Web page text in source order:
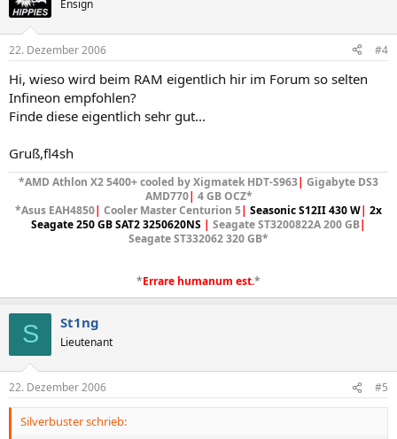
Ensign
22. Dezember 2006 #4
Hi, wieso wird beim RAM eigentlich hir im Forum so selten
Infineon empfohlen?
Finde diese eigentlich sehr gut...
Gruß,fl4sh
*AMD Athlon X2 5400+ cooled by Xigmatek HDT-S963| Gigabyte DS3
AMD770| 4 GB OCZ*
*Asus EAH4850| Cooler Master Centurion 5| Seasonic S12II 430 W| 2x
Seagate 250 GB SAT2 3250620NS | Seagate ST3200822A 200 GB|
Seagate ST332062 320 GB*​
*Errare humanum est.*
S St1ng
Lieutenant
22. Dezember 2006 #5
Silverbuster schrieb: